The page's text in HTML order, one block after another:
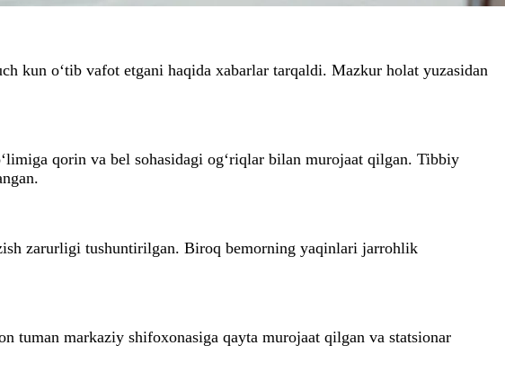
kun o‘tib vafot etgani haqida xabarlar tarqaldi. Mazkur holat yuzasidan
qorin va bel sohasidagi og‘riqlar bilan murojaat qilgan. Tibbiy
zarurligi tushuntirilgan. Biroq bemorning yaqinlari jarrohlik
tuman markaziy shifoxonasiga qayta murojaat qilgan va statsionar